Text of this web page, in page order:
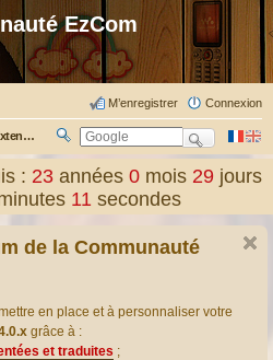
EzCom
Connexion
M’enregistrer
Extensions présentées & traduites
ec
er
: 23 années0 mois29 jours
12 secondes
de la Communauté
en place et à personnaliser votre
grâce à :
et traduites ;